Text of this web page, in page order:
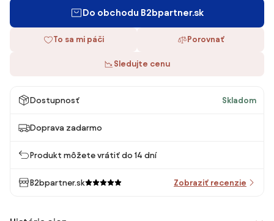
Do obchodu B2bpartner.sk
To sa mi páči Porovnať
Sledujte cenu
Dostupnosť Skladom
Doprava zadarmo
Produkt môžete vrátiť do 14 dní
B2bpartner.sk Zobraziť recenzie